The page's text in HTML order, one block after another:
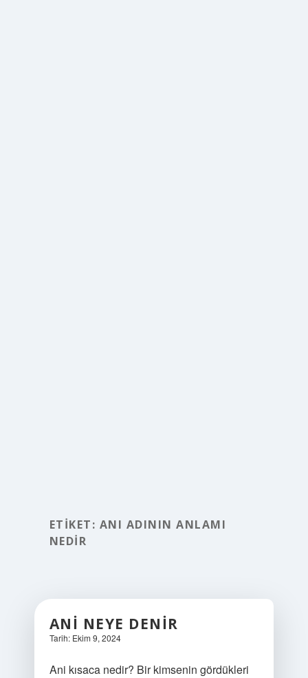
ETIKET: ANI ADININ ANLAMI
NEDIR
ANI NEYE DENIR
Tarih: Ekim 9, 2024
Ani kısaca nedir? Bir kimsenin gördükleri